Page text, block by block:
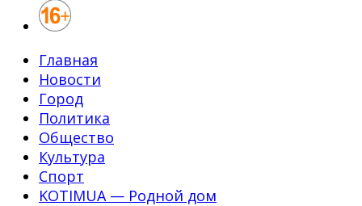
Главная
Новости
Город
Политика
Общество
Культура
Спорт
KOTIMUA — Родной дом